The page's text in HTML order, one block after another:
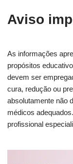
Aviso
As informações
propósitos
devem ser
cura, redução ou
absolutamente não
médicos
profissional